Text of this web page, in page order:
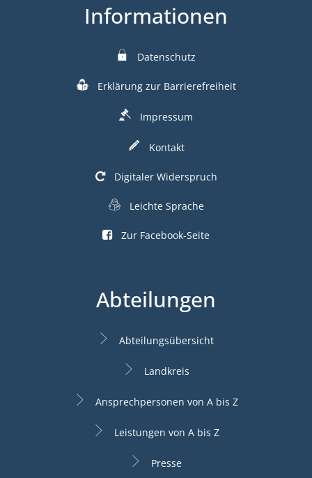
Informationen
Datenschutz
Erklärung zur Barrierefreiheit
Impressum
Kontakt
Digitaler Widerspruch
Leichte Sprache
Zur Facebook-Seite
Abteilungen
Abteilungsübersicht
Landkreis
Ansprechpersonen von A bis Z
Leistungen von A bis Z
Presse